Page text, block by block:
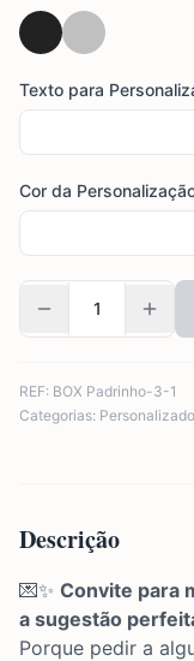
Texto para
Cor da
REF: BOX Padrinho-3-1
Categorias:
Descrição
💌✨ Convite para
a sugestão
Porque pedir a